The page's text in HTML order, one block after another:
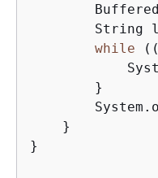
String
while
        }
    }
}